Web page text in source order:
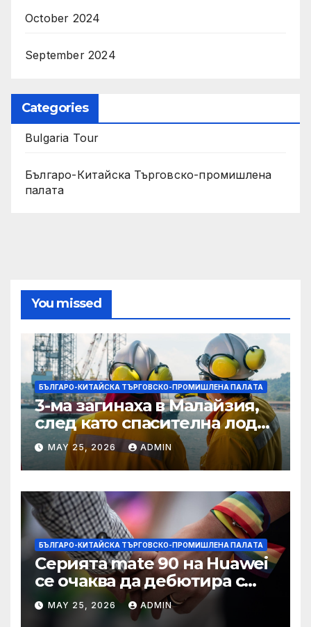
October 2024
September 2024
Categories
Bulgaria Tour
Българо-Китайска Търговско-промишлена
палaта
You missed
БЪЛГАРО-КИТАЙСКА ТЪРГОВСКО-ПРОМИШЛЕНА ПАЛAТА
3-ма загинаха в Малайзия,
след като спасителна лодка
падна в морето от
плаващия кораб на
Petronas
MAY 25, 2026 ADMIN
БЪЛГАРО-КИТАЙСКА ТЪРГОВСКО-ПРОМИШЛЕНА ПАЛAТА
Серията mate 90 на Huawei
се очаква да дебютира с
нов чип Kirin тази есен ·
TechNode
MAY 25, 2026 ADMIN